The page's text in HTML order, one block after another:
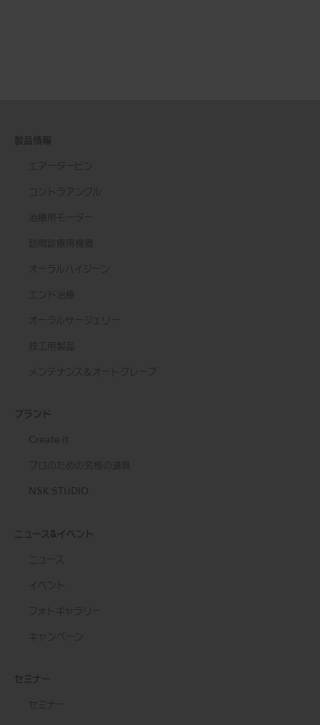
製品情報
エアータービン
コントラアングル
治療用モーター
訪問診療用機器
オーラルハイジーン
エンド治療
オーラルサージェリー
技工用製品
メンテナンス＆オートクレーブ
ブランド
Create it
プロのための究極の道具
NSK STUDIO
ニュース&イベント
ニュース
イベント
フォトギャラリー
キャンペーン
セミナー
セミナー